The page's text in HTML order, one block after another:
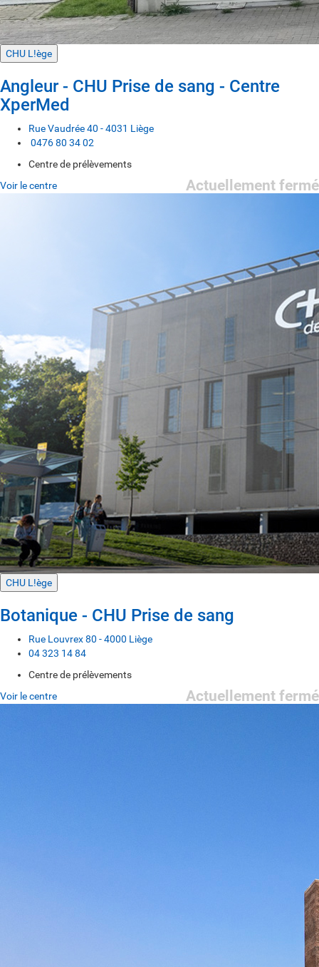
CHU L!ège
Angleur - CHU Prise de sang - Centre
XperMed
Rue Vaudrée 40 - 4031 Liège
0476 80 34 02
Centre de prélèvements
Actuellement fermé
Voir le centre
CHU L!ège
Botanique - CHU Prise de sang
Rue Louvrex 80 - 4000 Liège
04 323 14 84
Centre de prélèvements
Actuellement fermé
Voir le centre